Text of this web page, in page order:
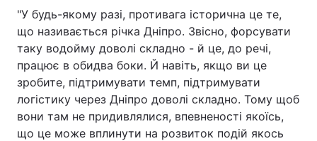
Лонгріди
Відео з Youtube Статті
Інтерв'ю Думки
Вакансії
"У будь-якому разі, противага історична це те,
що називається річка Дніпро. Звісно, форсувати
таку водойму доволі складно - й це, до речі,
працює в обидва боки. Й навіть, якщо ви це
зробите, підтримувати темп, підтримувати
логістику через Дніпро доволі складно. Тому щоб
вони там не придивлялися, впевненості якоїсь,
що це може вплинути на розвиток подій якось